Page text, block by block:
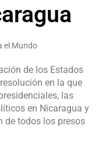
el Mundo
de los Estados
en la que
las
en Nicaragua y
de todos los presos